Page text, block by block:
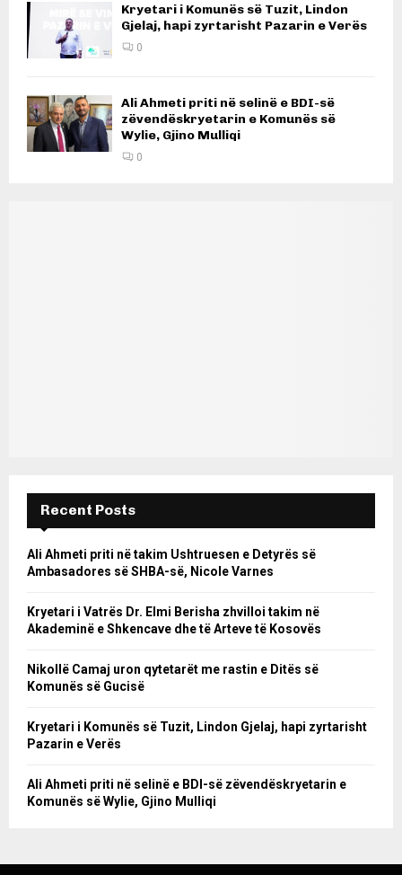
Kryetari i Komunës së Tuzit, Lindon
Gjelaj, hapi zyrtarisht Pazarin e Verës
0
Ali Ahmeti priti në selinë e BDI-së
zëvendëskryetarin e Komunës së
Wylie, Gjino Mulliqi
0
Recent Posts
Ali Ahmeti priti në takim Ushtruesen e Detyrës së
Ambasadores së SHBA-së, Nicole Varnes
Kryetari i Vatrës Dr. Elmi Berisha zhvilloi takim në
Akademinë e Shkencave dhe të Arteve të Kosovës
Nikollë Camaj uron qytetarët me rastin e Ditës së
Komunës së Gucisë
Kryetari i Komunës së Tuzit, Lindon Gjelaj, hapi zyrtarisht
Pazarin e Verës
Ali Ahmeti priti në selinë e BDI-së zëvendëskryetarin e
Komunës së Wylie, Gjino Mulliqi